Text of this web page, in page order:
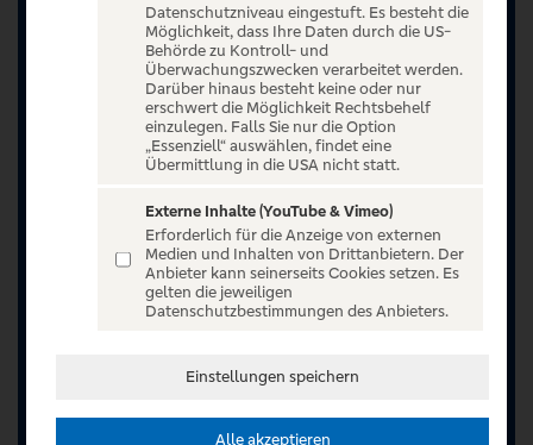
Jetzt anmelden oder registrieren
Unser Ticketangebot ist exklusiv Kunden der
Volksbanken Raiffeisenbanken vorbehalten.
Datenschutzniveau eingestuft. Es besteht die
Möglichkeit, dass Ihre Daten durch die US-
Behörde zu Kontroll- und
Überwachungszwecken verarbeitet werden.
Darüber hinaus besteht keine oder nur
erschwert die Möglichkeit Rechtsbehelf
einzulegen. Falls Sie nur die Option
„Essenziell“ auswählen, findet eine
Übermittlung in die USA nicht statt.
Externe Inhalte (YouTube & Vimeo)
Erforderlich für die Anzeige von externen
Medien und Inhalten von Drittanbietern. Der
Anbieter kann seinerseits Cookies setzen. Es
gelten die jeweiligen
Datenschutzbestimmungen des Anbieters.
Einstellungen speichern
Alle akzeptieren